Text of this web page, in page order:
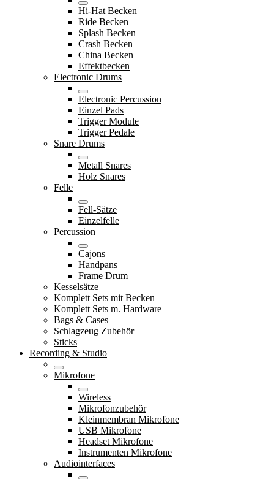
Hi-Hat Becken
Ride Becken
Splash Becken
Crash Becken
China Becken
Effektbecken
Electronic Drums
Electronic Percussion
Einzel Pads
Trigger Module
Trigger Pedale
Snare Drums
Metall Snares
Holz Snares
Felle
Fell-Sätze
Einzelfelle
Percussion
Cajons
Handpans
Frame Drum
Kesselsätze
Komplett Sets mit Becken
Komplett Sets m. Hardware
Bags & Cases
Schlagzeug Zubehör
Sticks
Recording & Studio
Mikrofone
Wireless
Mikrofonzubehör
Kleinmembran Mikrofone
USB Mikrofone
Headset Mikrofone
Instrumenten Mikrofone
Audiointerfaces